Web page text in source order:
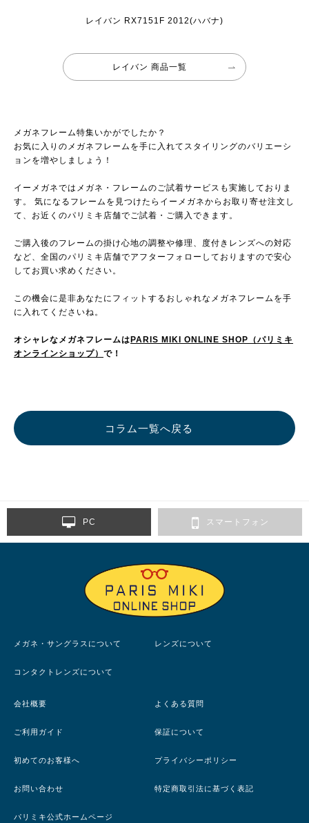
レイバン RX7151F 2012(ハバナ)
レイバン 商品一覧
メガネフレーム特集いかがでしたか？
お気に入りのメガネフレームを手に入れてスタイリングのバリエーシ
ョンを増やしましょう！
イーメガネではメガネ・フレームのご試着サービスも実施しておりま
す。 気になるフレームを見つけたらイーメガネからお取り寄せ注文し
て、お近くのパリミキ店舗でご試着・ご購入できます。
ご購入後のフレームの掛け心地の調整や修理、度付きレンズへの対応
など、全国のパリミキ店舗でアフターフォローしておりますので安心
してお買い求めください。
この機会に是非あなたにフィットするおしゃれなメガネフレームを手
に入れてくださいね。
オシャレなメガネフレームは PARIS MIKI ONLINE SHOP（パリミキ
オンラインショップ） で！
コラム一覧へ戻る
PC スマートフォン
メガネ・サングラスについて レンズについて
コンタクトレンズについて
会社概要 よくある質問
ご利用ガイド 保証について
初めてのお客様へ プライバシーポリシー
お問い合わせ 特定商取引法に基づく表記
パリミキ公式ホームページ